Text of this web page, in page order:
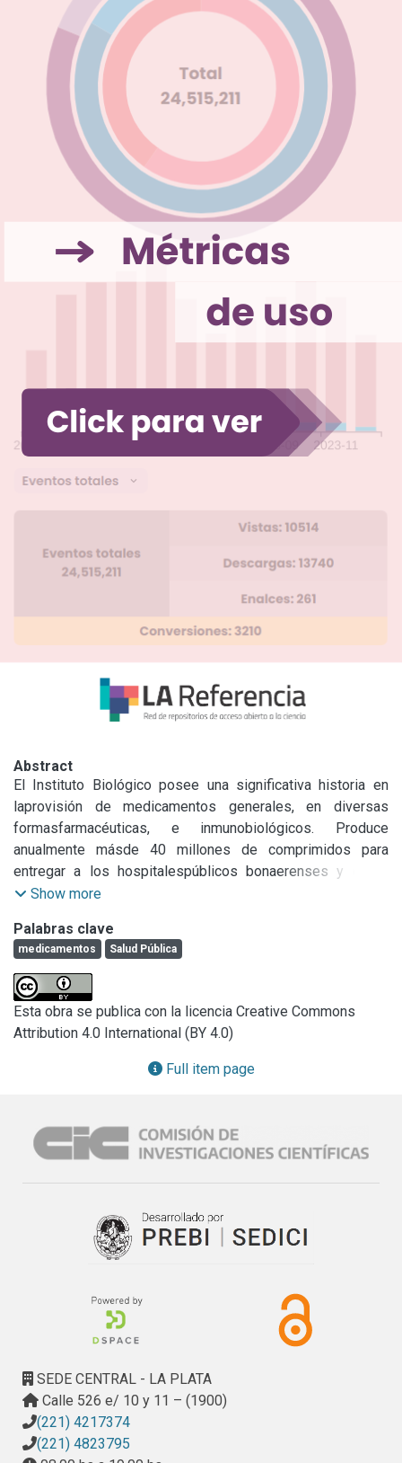
Abstract
El Instituto Biológico posee una significativa historia en
laprovisión de medicamentos generales, en diversas
formasfarmacéuticas, e inmunobiológicos. Produce
anualmente másde 40 millones de comprimidos para
entregar a los hospitalespúblicos bonaerenses y es el
único establecimiento estatalque fabrica BCG oncológica.
Show more
Palabras clave
medicamentos Salud Pública
Esta obra se publica con la licencia Creative Commons
Attribution 4.0 International (BY 4.0)
Full item page
SEDE CENTRAL - LA PLATA
Calle 526 e/ 10 y 11 – (1900)
(221) 4217374
(221) 4823795